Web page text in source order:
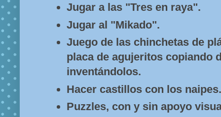
Jugar a las "Tres en raya".
Jugar al "Mikado".
Juego de las chinchetas de
placa de agujeritos copiando
inventándolos.
Hacer castillos con los naipes.
Puzzles, con y sin apoyo